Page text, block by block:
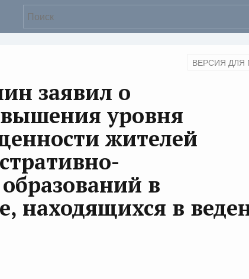
ВЕРСИЯ ДЛЯ
заявил о
уровня
жителей
в
находящихся в